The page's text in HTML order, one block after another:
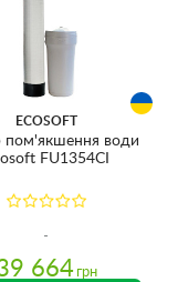
ECOSOFT
пом'якшення води
FU1354CI
664 грн